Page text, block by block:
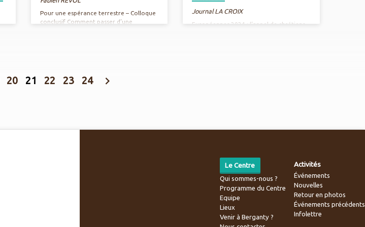
Pour une espérance terrestre – Colloque
conclusif Comment passer d’une
nombreuses, mais que signifie un
Journal LA CROIX
Européennes 2024 : l’appel de chrétiens
20 21 22 23 24
Le Centre
Qui sommes-nous ?
Programme du Centre
Equipe
Lieux
Venir à Berganty ?
Activités
Événements
Nouvelles
Retour en photos
Événements précédents
Infolettre